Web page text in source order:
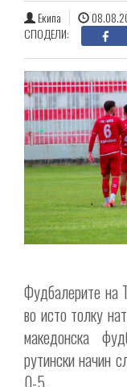
Екипа
СПОДЕЛИ:
Фудбалерите на
во исто толку
македонска
рутински начин
0-5.